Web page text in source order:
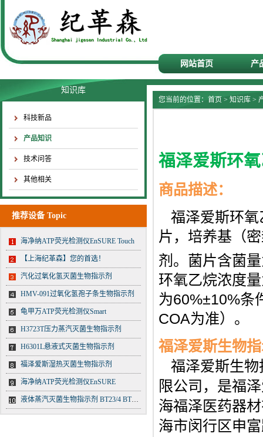
网站首页 产
知识库
科技新品
产品知识
技术问答
其他相关
推荐设备 Topic
海净纳ATP荧光检测仪EnSURE Touch
【上海纪革森】您的首选！
汽化过氧化氢灭菌生物指示剂
HMV-091过氧化氢孢子条生物指示剂
龟甲万ATP荧光检测仪Smart
H3723T压力蒸汽灭菌生物指示剂
H6301L悬液式灭菌生物指示剂
福泽爱斯湿热灭菌生物指示剂
海净纳ATP荧光检测仪EnSURE
液体蒸汽灭菌生物指示剂 BT23/4 BT23/5 BT23/6
您当前的位置： 首页 > 知识库 >
福泽爱斯环
商品描述：
福泽爱斯环氧
片，培养基（
剂。菌片含菌
环氧乙烷浓度
为60%±10%条
COA为准）。
福泽爱斯生物
福泽爱斯生物
限公司，是福
海福泽医药器
海市闵行区申